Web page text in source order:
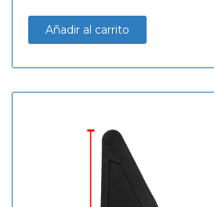
Añadir al carrito